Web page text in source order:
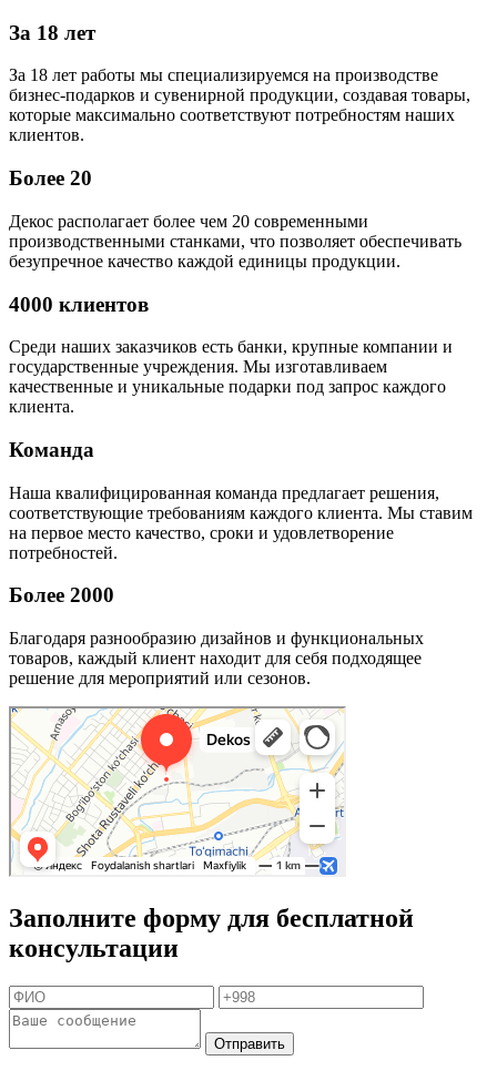
За 18 лет
За 18 лет работы мы специализируемся на производстве
бизнес-подарков и сувенирной продукции, создавая товары,
которые максимально соответствуют потребностям наших
клиентов.
Более 20
Декос располагает более чем 20 современными
производственными станками, что позволяет обеспечивать
безупречное качество каждой единицы продукции.
4000 клиентов
Среди наших заказчиков есть банки, крупные компании и
государственные учреждения. Мы изготавливаем
качественные и уникальные подарки под запрос каждого
клиента.
Команда
Наша квалифицированная команда предлагает решения,
соответствующие требованиям каждого клиента. Мы ставим
на первое место качество, сроки и удовлетворение
потребностей.
Более 2000
Благодаря разнообразию дизайнов и функциональных
товаров, каждый клиент находит для себя подходящее
решение для мероприятий или сезонов.
Заполните форму для бесплатной
консультации
Отправить